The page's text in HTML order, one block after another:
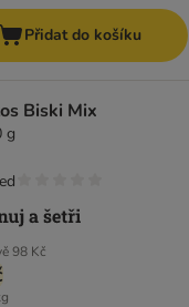
Přidat do košíku
Biski Mix
g
98 Kč